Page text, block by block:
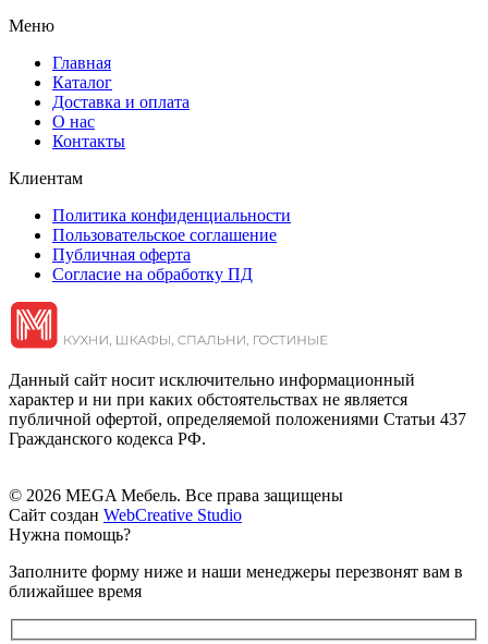
Меню
Главная
Каталог
Доставка и оплата
О нас
Контакты
Клиентам
Политика конфиденциальности
Пользовательское соглашение
Публичная оферта
Согласие на обработку ПД
Данный сайт носит исключительно информационный
характер и ни при каких обстоятельствах не является
публичной офертой, определяемой положениями Статьи 437
Гражданского кодекса РФ.
© 2026 MEGA Мебель. Все права защищены
Сайт создан WebCreative Studio
Нужна помощь?
Заполните форму ниже и наши менеджеры перезвонят вам в
ближайшее время